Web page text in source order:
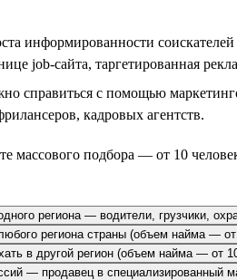
информированности
job-сайта, таргетированная
справиться с помощью
кадровых агентств.
массового подбора — от 10
региона — водители, грузчики,
региона страны (объем найма —
в другой регион (объем найма — от
— продавец в